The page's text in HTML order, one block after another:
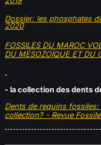
Dossier: les phosphates
2020
FOSSILES DU MAROC
DU MÉSOZOÏQUE ET DU
.
- la collection des dents
Dents de requins
collection? - Revue